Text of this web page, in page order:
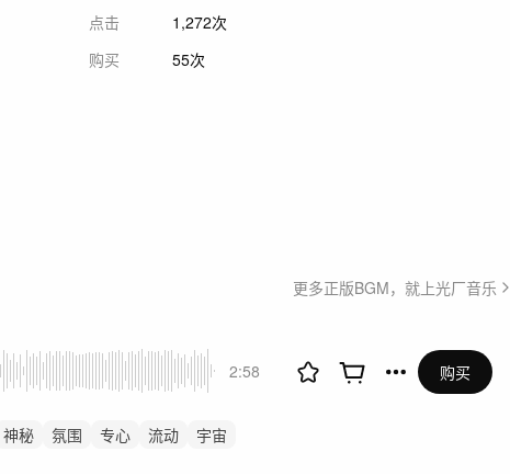
点击
1,272次
购买
55次
更多正版BGM，就上光厂音乐
2:58
神秘 氛围 专心 流动
宇宙
购买